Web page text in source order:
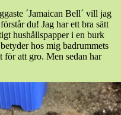
´Jamaican Bell´ vill jag
du! Jag har ett bra sätt
hushållspapper i en burk
hos mig badrummets
för att gro. Men sedan har